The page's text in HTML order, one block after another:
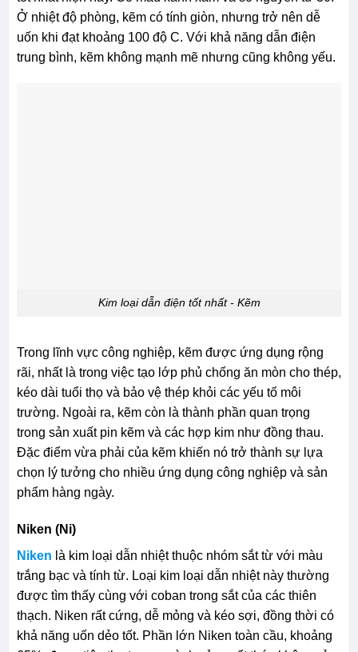
Ở nhiệt độ phòng, kẽm có tính giòn, nhưng trở nên dễ
uốn khi đạt khoảng 100 độ C. Với khả năng dẫn điện
trung bình, kẽm không mạnh mẽ nhưng cũng không yếu.
Kim loại dẫn điện tốt nhất - Kẽm
Trong lĩnh vực công nghiệp, kẽm được ứng dụng rộng
rãi, nhất là trong việc tạo lớp phủ chống ăn mòn cho thép,
kéo dài tuổi thọ và bảo vệ thép khỏi các yếu tố môi
trường. Ngoài ra, kẽm còn là thành phần quan trọng
trong sản xuất pin kẽm và các hợp kim như đồng thau.
Đặc điểm vừa phải của kẽm khiến nó trở thành sự lựa
chọn lý tưởng cho nhiều ứng dụng công nghiệp và sản
phẩm hàng ngày.
Niken (Ni)
Niken là kim loại dẫn nhiệt thuộc nhóm sắt từ với màu
trắng bạc và tính từ. Loại kim loại dẫn nhiệt này thường
được tìm thấy cùng với coban trong sắt của các thiên
thạch. Niken rất cứng, dễ mỏng và kéo sợi, đồng thời có
khả năng uốn dẻo tốt. Phần lớn Niken toàn cầu, khoảng